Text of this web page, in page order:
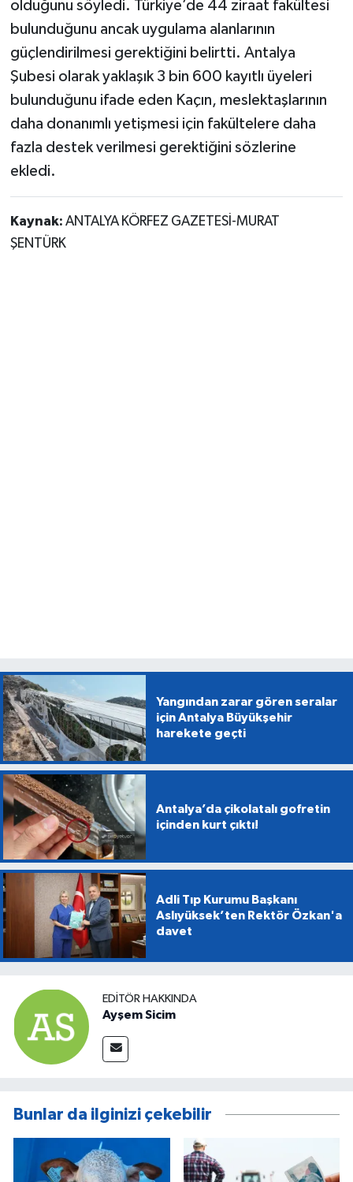
olduğunu söyledi. Türkiye’de 44 ziraat fakültesi
bulunduğunu ancak uygulama alanlarının
güçlendirilmesi gerektiğini belirtti. Antalya
Şubesi olarak yaklaşık 3 bin 600 kayıtlı üyeleri
bulunduğunu ifade eden Kaçın, meslektaşlarının
daha donanımlı yetişmesi için fakültelere daha
fazla destek verilmesi gerektiğini sözlerine
ekledi.
Kaynak: ANTALYA KÖRFEZ GAZETESİ-MURAT
ŞENTÜRK
Yangından zarar gören seralar
için Antalya Büyükşehir
harekete geçti
Antalya’da çikolatalı gofretin
içinden kurt çıktı!
Adli Tıp Kurumu Başkanı
Aslıyüksek’ten Rektör Özkan'a
davet
EDITÖR HAKKINDA
Ayşem Sicim
Bunlar da ilginizi çekebilir